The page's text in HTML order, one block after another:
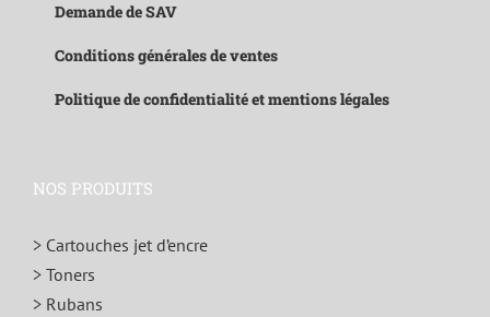
Demande de SAV
Conditions générales de ventes
Politique de confidentialité et mentions légales
NOS PRODUITS
> Cartouches jet d’encre
> Toners
> Rubans